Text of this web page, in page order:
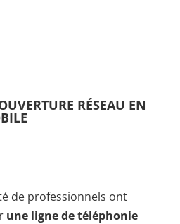
RÉSEAU EN
de professionnels ont
une ligne de téléphonie